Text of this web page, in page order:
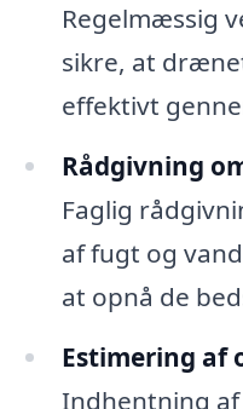
Regelmæssig
sikre, at
effektivt
Rådgivning
Faglig
af fugt og
at opnå de
Estimering af
Indhentning